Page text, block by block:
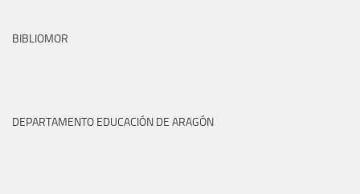
BIBLIOMOR
DEPARTAMENTO EDUCACIÓN DE ARAGÓN